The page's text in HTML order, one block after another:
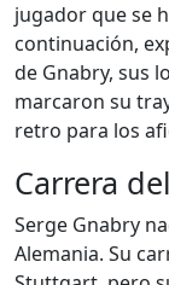
jugador que se
continuación,
de Gnabry, sus
marcaron su
retro para los
Carrera
Serge Gnabry
Alemania. Su